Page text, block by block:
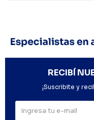
RECIBÍ
¡Suscribite y